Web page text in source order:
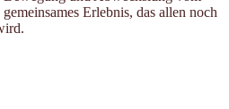
Erlebnis, das allen noch